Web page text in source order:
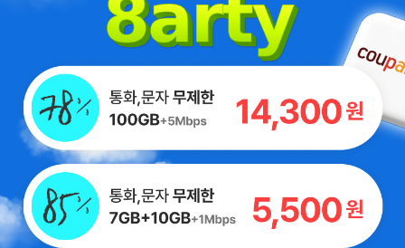
까?"라는 생각이 먼저 듭니다. 통신비 때문에 고민하고 계신 분
들이 있다면 저는 자신 있게 프리티를 추천하고 싶습니다. 저처
럼 작은 선택 하나가 생활의 여유를 만들어 줄 수 있다는 것을
꼭 경험해 보셨으면 좋겠습니다. 프리티, 감사합니다. 덕분에 통
신비 걱정이 줄었고, 그만큼 마음의 여유도 생겼습니다. 이런 좋
은 요금제를 만나게 되어 정말 감동입니다. 앞으로도 오래 함께
하겠습니다.
명의도용방지서비스
불법스팸대응센터 이용자피해예방가이드
사업자 정보 확인
2025 대한민국
소비자 선호도 2년 연속 1위
2025 고객감동
우수 브랜드 대상 1위
ICT AWARD KOREA
서비스 품질 1위
[인증범위] MVNO 알뜰폰
[유효기간] 2025.08.06 ~
2028.08.05